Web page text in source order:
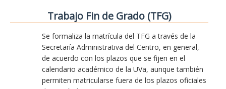
Trabajo Fin de Grado (TFG)
Se formaliza la matrícula del TFG a través de la
Secretaría Administrativa del Centro, en general,
de acuerdo con los plazos que se fijen en el
calendario académico de la UVa, aunque también
permiten matricularse fuera de los plazos oficiales